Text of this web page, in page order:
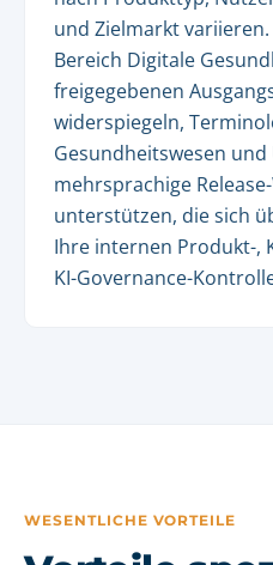
und Zielmarkt
Bereich Digitale
freigegebenen
widerspiegeln,
Gesundheitswesen
mehrsprachige
unterstützen, die sich
Ihre internen Produkt-,
KI-Governance-
WESENTLICHE VORTEILE